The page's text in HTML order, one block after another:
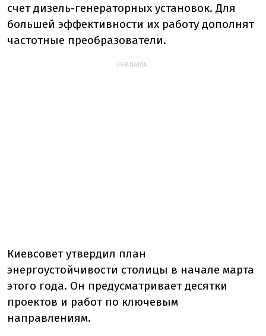
счет дизель-генераторных установок. Для
большей эффективности их работу дополнят
частотные преобразователи.
РЕКЛАМА:
Киевсовет утвердил план
энергоустойчивости столицы в начале марта
этого года. Он предусматривает десятки
проектов и работ по ключевым
направлениям.